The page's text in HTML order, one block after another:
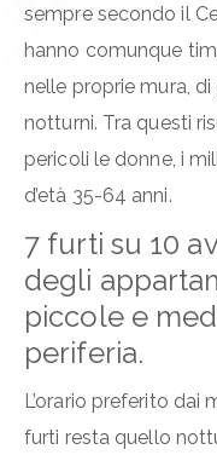
sempre secondo il
hanno comunque
nelle proprie mura,
notturni. Tra questi
pericoli le donne, i
d’età 35-64 anni.
7 furti su 10
degli
piccole e
periferia.
L’orario preferito dai
furti resta quello